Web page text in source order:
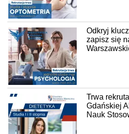
Odkryj
zapisz się
Trwa
Gdańskiej
Nauk